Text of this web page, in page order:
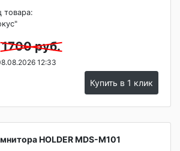
товара:
1700 руб.
12:33
Купить в 1 клик
HOLDER MDS-M101